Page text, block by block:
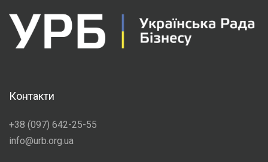
Контакти
+38 (097) 642-25-55
info@urb.org.ua